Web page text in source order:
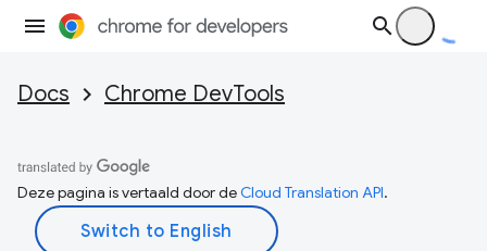
Docs Chrome DevTools
Deze pagina is vertaald door deCloud Translation API.